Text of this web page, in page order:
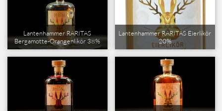
Lantenhammer RARITAS
Bergamotte-Orangenlikör 38%
Lantenhammer RARITAS Eierlikör
20%